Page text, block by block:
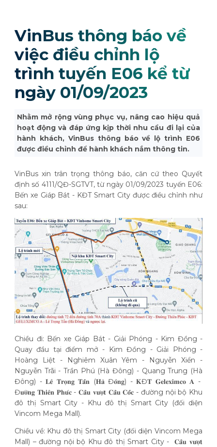
VinBus thông báo về
việc điều chỉnh lộ
trình tuyến E06 kể từ
ngày 01/09/2023
Nhằm mở rộng vùng phục vụ, nâng cao hiệu quả
hoạt động và đáp ứng kịp thời nhu cầu đi lại của
hành khách, VinBus thông báo về lộ trình E06
được điều chỉnh để hành khách nắm thông tin.
VinBus xin trân trọng thông báo, căn cứ theo Quyết
định số 4111/QĐ-SGTVT, từ ngày 01/09/2023 tuyến E06:
Bến xe Giáp Bát - KĐT Smart City được điều chỉnh như
sau:
Chiều đi: Bến xe Giáp Bát - Giải Phóng - Kim Đồng -
Quay đầu tại điểm mở - Kim Đồng - Giải Phóng -
Hoàng Liệt - Nghiêm Xuân Yêm - Nguyễn Xiển -
Nguyễn Trãi - Trần Phú (Hà Đông) - Quang Trung (Hà
Đông) - 𝐋𝐞̂ 𝐓𝐫𝐨̣𝐧𝐠 𝐓𝐚̂́𝐧 (𝐇𝐚̀ Đ𝐨̂𝐧𝐠) - 𝐊Đ𝐓 𝐆𝐞𝐥𝐞𝐱𝐢𝐦𝐜𝐨 𝐀 -
Đ𝐮̛𝐨̛̀𝐧𝐠 𝐓𝐡𝐢𝐞̂𝐧 𝐏𝐡𝐮́𝐜 - 𝐂𝐚̂̀𝐮 𝐯𝐮̛𝐨̛̣𝐭 𝐂𝐚̂̀𝐮 𝐂𝐨̂́𝐜 - đường nội bộ Khu
đô thị Smart City - Khu đô thị Smart City (đối diện
Vincom Mega Mall).
Chiều về: Khu đô thị Smart City (đối diện Vincom Mega
Mall) – đường nội bộ Khu đô thị Smart City - 𝐂𝐚̂̀𝐮 𝐯𝐮̛𝐨̛̣𝐭